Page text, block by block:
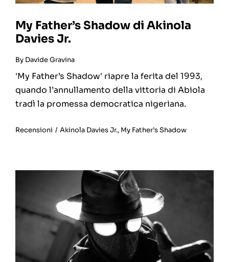
My Father’s Shadow di Akinola
Davies Jr.
By Davide Gravina
'My Father’s Shadow' riapre la ferita del 1993,
quando l’annullamento della vittoria di Abiola
tradì la promessa democratica nigeriana.
Recensioni / Akinola Davies Jr., My Father’s Shadow